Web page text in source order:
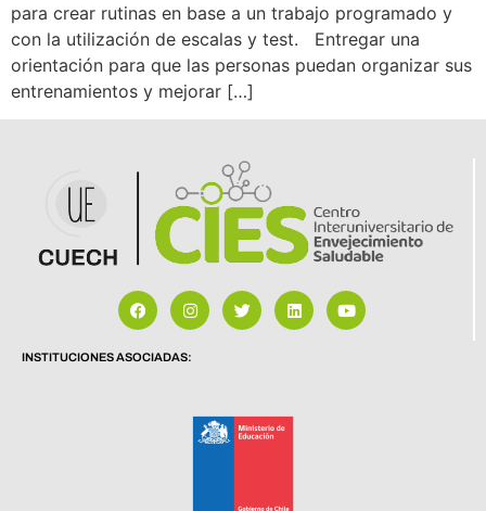
para crear rutinas en base a un trabajo programado y
con la utilización de escalas y test. Entregar una
orientación para que las personas puedan organizar sus
entrenamientos y mejorar […]
INSTITUCIONES ASOCIADAS: